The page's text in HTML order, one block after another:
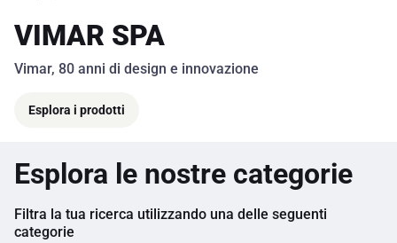
VIMAR SPA
Vimar, 80 anni di design e innovazione
Esplora i prodotti
Esplora le nostre categorie
Filtra la tua ricerca utilizzando una delle seguenti
categorie